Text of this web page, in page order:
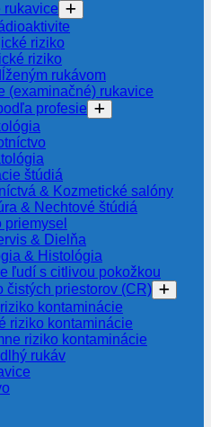
rukavice
riziko
riziko
rukávom
(examinačné) rukavice
profesie
štúdiá
& Kozmetické salóny
& Nechtové štúdiá
priemysel
& Dielňa
& Histológia
ľudí s citlivou pokožkou
čistých priestorov (CR)
kontaminácie
riziko kontaminácie
riziko kontaminácie
rukáv